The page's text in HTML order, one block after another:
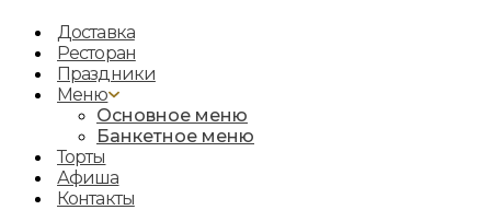
Доставка
Ресторан
Праздники
Меню
Основное меню
Банкетное меню
Торты
Афиша
Контакты